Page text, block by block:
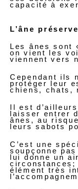
capacité à
L’âne
Les ânes sont
on vient les
viennent vers
Cependant ils
protéger leur
chiens, chats,
Il est
laisser entrer
ânes, au
leurs sabots
C’est une
soupçonne
lui donne un
circonstances;
élément très